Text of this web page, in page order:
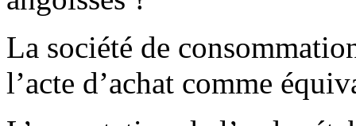
La société de
l’acte d’achat comme